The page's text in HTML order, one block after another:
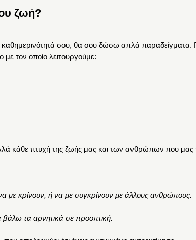
ζωή?
σου, θα σου δώσω απλά παραδείγματα.
τον οποίο λειτουργούμε:
κάθε πτυχή της ζωής μας και των ανθρώπων που μας
με κρίνουν,ή ναμε συγκρίνουνμε άλλους ανθρώπους.
βάλω τα αρνητικά σε προοπτική.